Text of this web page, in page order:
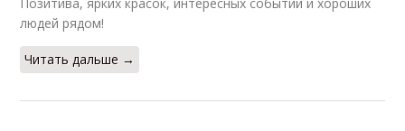
людей рядом!
Читать дальше →